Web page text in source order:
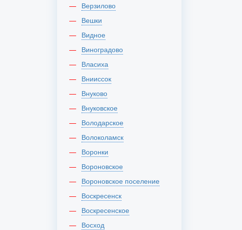
Верзилово
Вешки
Видное
Виноградово
Власиха
Внииссок
Внуково
Внуковское
Володарское
Волоколамск
Воронки
Вороновское
Вороновское поселение
Воскресенск
Воскресенское
Восход